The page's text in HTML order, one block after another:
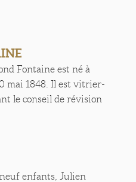
Fontaine est né à
mai 1848. Il est vitrier-
le conseil de révision
enfants, Julien